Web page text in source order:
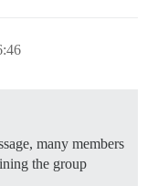
many members
the group